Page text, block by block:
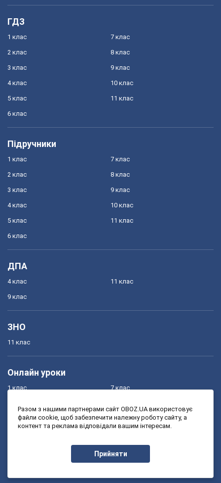
ГДЗ
1 клас
2 клас
3 клас
4 клас
5 клас
6 клас
7 клас
8 клас
9 клас
10 клас
11 клас
Підручники
1 клас
2 клас
3 клас
4 клас
5 клас
6 клас
7 клас
8 клас
9 клас
10 клас
11 клас
ДПА
4 клас
9 клас
11 клас
ЗНО
11 клас
Онлайн уроки
1 клас
3 клас
7 клас
9 клас
Разом з нашими партнерами сайт OBOZ.UA використовує
файли cookie, щоб забезпечити належну роботу сайту, а
контент та реклама відповідали вашим інтересам.
Прийняти